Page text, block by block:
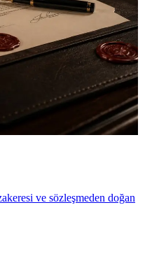
ve sözleşmeden doğan